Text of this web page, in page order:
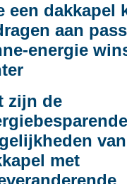
een dakkapel
aan
energie
zijn de
met